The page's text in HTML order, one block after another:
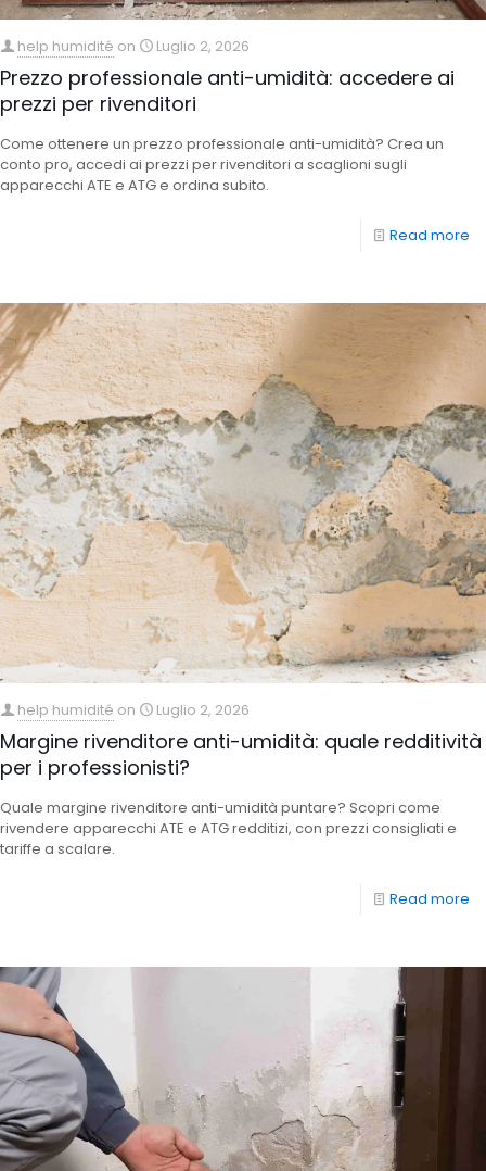
help humidité on Luglio 2, 2026
Prezzo professionale anti-umidità: accedere ai
prezzi per rivenditori
Come ottenere un prezzo professionale anti-umidità? Crea un
conto pro, accedi ai prezzi per rivenditori a scaglioni sugli
apparecchi ATE e ATG e ordina subito.
Read more
help humidité on Luglio 2, 2026
Margine rivenditore anti-umidità: quale redditività
per i professionisti?
Quale margine rivenditore anti-umidità puntare? Scopri come
rivendere apparecchi ATE e ATG redditizi, con prezzi consigliati e
tariffe a scalare.
Read more